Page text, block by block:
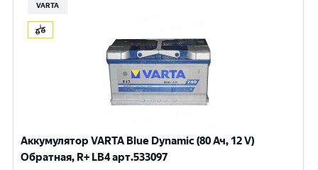
VARTA
Аккумулятор VARTA Blue Dynamic (80 Ач, 12 V)
Обратная, R+ LB4 арт.533097